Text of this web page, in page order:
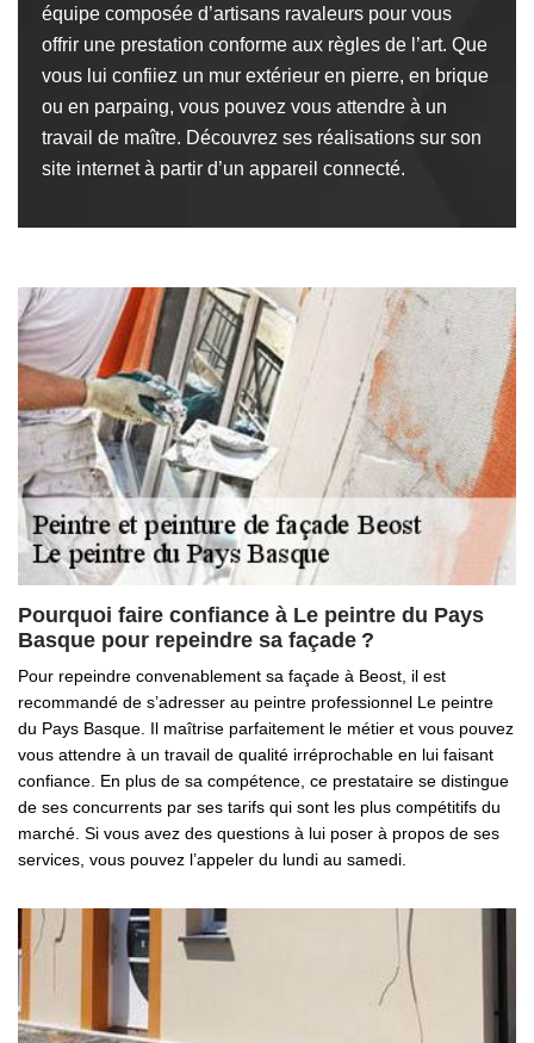
équipe composée d’artisans ravaleurs pour vous
offrir une prestation conforme aux règles de l’art. Que
vous lui confiiez un mur extérieur en pierre, en brique
ou en parpaing, vous pouvez vous attendre à un
travail de maître. Découvrez ses réalisations sur son
site internet à partir d’un appareil connecté.
Pourquoi faire confiance à Le peintre du Pays
Basque pour repeindre sa façade ?
Pour repeindre convenablement sa façade à Beost, il est
recommandé de s’adresser au peintre professionnel Le peintre
du Pays Basque. Il maîtrise parfaitement le métier et vous pouvez
vous attendre à un travail de qualité irréprochable en lui faisant
confiance. En plus de sa compétence, ce prestataire se distingue
de ses concurrents par ses tarifs qui sont les plus compétitifs du
marché. Si vous avez des questions à lui poser à propos de ses
services, vous pouvez l’appeler du lundi au samedi.